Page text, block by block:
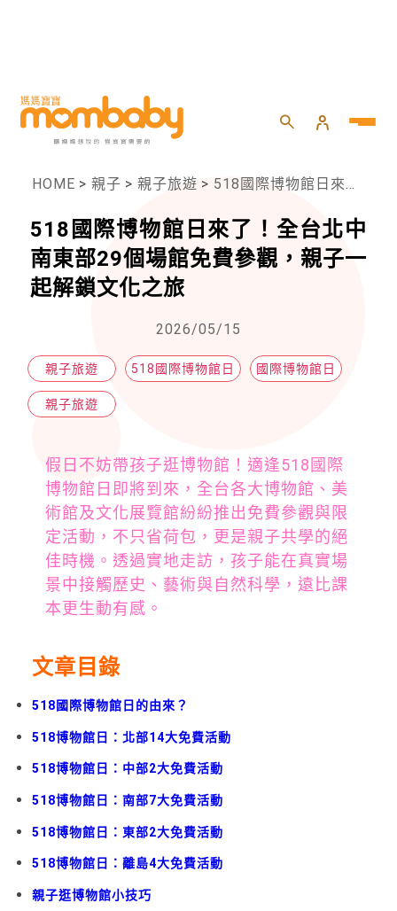
HOME > 親子 > 親子旅遊 > 518國際博物館日來了！全台北中南東部29個場館免費參觀，親子一起解鎖文化之旅
518國際博物館日來了！全台北中
南東部29個場館免費參觀，親子一
起解鎖文化之旅
2026/05/15
親子旅遊 518國際博物館日 國際博物館日
親子旅遊
假日不妨帶孩子逛博物館！適逢518國際
博物館日即將到來，全台各大博物館、美
術館及文化展覽館紛紛推出免費參觀與限
定活動，不只省荷包，更是親子共學的絕
佳時機。透過實地走訪，孩子能在真實場
景中接觸歷史、藝術與自然科學，遠比課
本更生動有感。
文章目錄
518國際博物館日的由來？
518博物館日：北部14大免費活動
518博物館日：中部2大免費活動
518博物館日：南部7大免費活動
518博物館日：東部2大免費活動
518博物館日：離島4大免費活動
親子逛博物館小技巧